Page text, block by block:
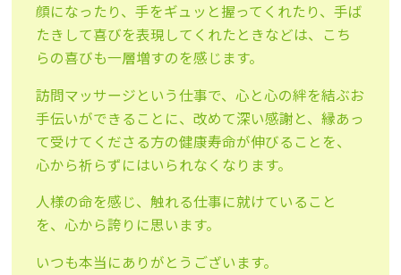
顔になったり、手をギュッと握ってくれたり、手ば
たきして喜びを表現してくれたときなどは、こち
らの喜びも一層増すのを感じます。
訪問マッサージという仕事で、心と心の絆を結ぶお
手伝いができることに、改めて深い感謝と、縁あっ
て受けてくださる方の健康寿命が伸びることを、
心から祈らずにはいられなくなります。
人様の命を感じ、触れる仕事に就けていること
を、心から誇りに思います。
いつも本当にありがとうございます。